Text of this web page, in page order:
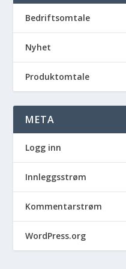
Bedriftsomtale
Nyhet
Produktomtale
META
Logg inn
Innleggsstrøm
Kommentarstrøm
WordPress.org